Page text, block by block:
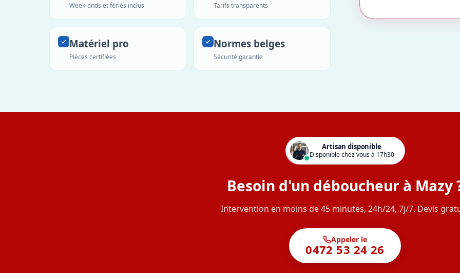
Week-ends et fériés inclus Tarifs transparents
Matériel pro
Pièces certifiées
Normes belges
Sécurité garantie
Artisan disponible
Disponible chez vous à 17h30
Besoin d'un déboucheur à Mazy
Intervention en moins de 45 minutes, 24h/24, 7j/7. Devis
Appeler le
0472 53 24 26